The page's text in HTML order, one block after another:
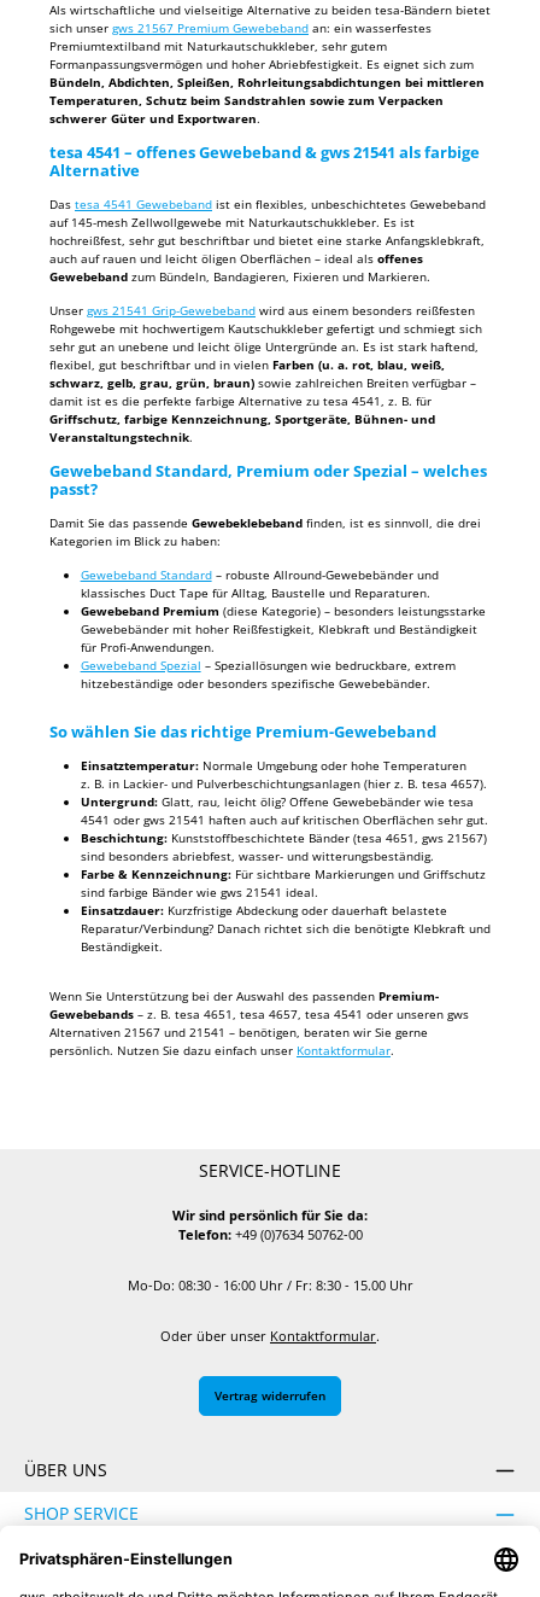
Als wirtschaftliche und vielseitige Alternative zu beiden tesa-Bändern bietet
sich unser gws 21567 Premium Gewebeband an: ein wasserfestes
Premiumtextilband mit Naturkautschukkleber, sehr gutem
Formanpassungsvermögen und hoher Abriebfestigkeit. Es eignet sich zum
Bündeln, Abdichten, Spleißen, Rohrleitungsabdichtungen bei mittleren
Temperaturen, Schutz beim Sandstrahlen sowie zum Verpacken
schwerer Güter und Exportwaren.
tesa 4541 – offenes Gewebeband & gws 21541 als farbige
Alternative
Das tesa 4541 Gewebeband ist ein flexibles, unbeschichtetes Gewebeband
auf 145-mesh Zellwollgewebe mit Naturkautschukkleber. Es ist
hochreißfest, sehr gut beschriftbar und bietet eine starke Anfangsklebkraft,
auch auf rauen und leicht öligen Oberflächen – ideal als offenes
Gewebeband zum Bündeln, Bandagieren, Fixieren und Markieren.
Unser gws 21541 Grip-Gewebeband wird aus einem besonders reißfesten
Rohgewebe mit hochwertigem Kautschukkleber gefertigt und schmiegt sich
sehr gut an unebene und leicht ölige Untergründe an. Es ist stark haftend,
flexibel, gut beschriftbar und in vielen Farben (u. a. rot, blau, weiß,
schwarz, gelb, grau, grün, braun) sowie zahlreichen Breiten verfügbar –
damit ist es die perfekte farbige Alternative zu tesa 4541, z. B. für
Griffschutz, farbige Kennzeichnung, Sportgeräte, Bühnen- und
Veranstaltungstechnik.
Gewebeband Standard, Premium oder Spezial – welches
passt?
Damit Sie das passende Gewebeklebeband finden, ist es sinnvoll, die drei
Kategorien im Blick zu haben:
Gewebeband Standard– robuste Allround-Gewebebänder und
klassisches Duct Tape für Alltag, Baustelle und Reparaturen.
Gewebeband Premium (diese Kategorie) – besonders leistungsstarke
Gewebebänder mit hoher Reißfestigkeit, Klebkraft und Beständigkeit
für Profi-Anwendungen.
Gewebeband Spezial – Speziallösungen wie bedruckbare, extrem
hitzebeständige oder besonders spezifische Gewebebänder.
So wählen Sie das richtige Premium-Gewebeband
Einsatztemperatur:Normale Umgebung oder hohe Temperaturen
z. B. in Lackier- und Pulverbeschichtungsanlagen (hier z. B. tesa 4657).
Untergrund:Glatt, rau, leicht ölig? Offene Gewebebänder wie tesa
4541 oder gws 21541 haften auch auf kritischen Oberflächen sehr gut.
Beschichtung:Kunststoffbeschichtete Bänder (tesa 4651, gws 21567)
sind besonders abriebfest, wasser- und witterungsbeständig.
Farbe & Kennzeichnung:Für sichtbare Markierungen und Griffschutz
sind farbige Bänder wie gws 21541 ideal.
Einsatzdauer:Kurzfristige Abdeckung oder dauerhaft belastete
Reparatur/Verbindung? Danach richtet sich die benötigte Klebkraft und
Beständigkeit.
Wenn Sie Unterstützung bei der Auswahl des passenden Premium-
Gewebebands – z. B. tesa 4651, tesa 4657, tesa 4541 oder unseren gws
Alternativen 21567 und 21541 – benötigen, beraten wir Sie gerne
persönlich. Nutzen Sie dazu einfach unser Kontaktformular.
SERVICE-HOTLINE
Wir sind persönlich für Sie da:
Telefon:+49 (0)7634 50762-00
Mo-Do: 08:30 - 16:00 Uhr / Fr: 8:30 - 15.00 Uhr
Oder über unser Kontaktformular.
Vertrag widerrufen
ÜBER UNS
SHOP SERVICE
INFORMATION